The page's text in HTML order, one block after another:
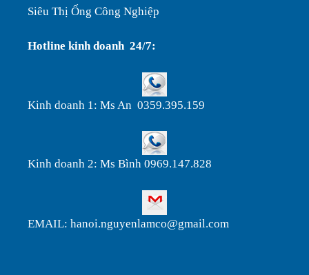
Siêu Thị Ống Công Nghiệp
Hotline kinh doanh 24/7:
Kinh doanh 1: Ms An 0359.395.159
Kinh doanh 2: Ms Bình 0969.147.828
EMAIL: hanoi.nguyenlamco@gmail.com